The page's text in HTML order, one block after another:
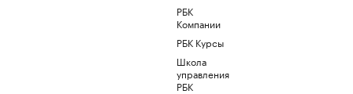
РБК
Компании
РБК Курсы
Школа
управления
РБК